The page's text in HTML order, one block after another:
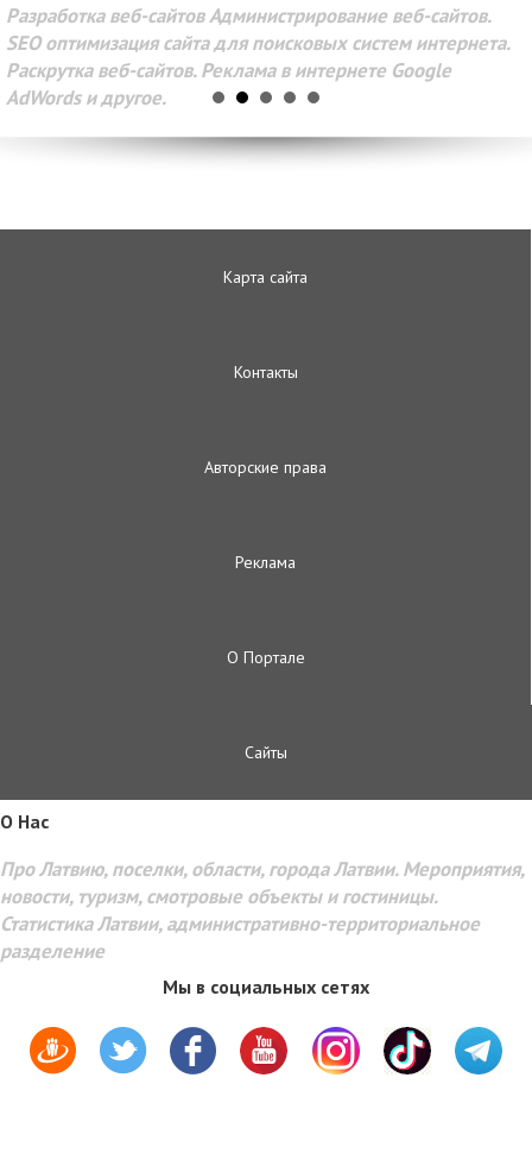
Разработка веб-сайтов Администрирование веб-сайтов.
SEO оптимизация сайта для поисковых систем интернета.
Раскрутка веб-сайтов. Реклама в интернете Google
AdWords и другое.
Карта сайта
Контакты
Авторские права
Реклама
О Портале
Сайты
O Hac
Про Латвию, поселки, области, города Латвии. Мероприятия,
новости, туризм, смотровые объекты и гостиницы.
Статистика Латвии, административно-территориальное
разделение
Мы в социальных сетях